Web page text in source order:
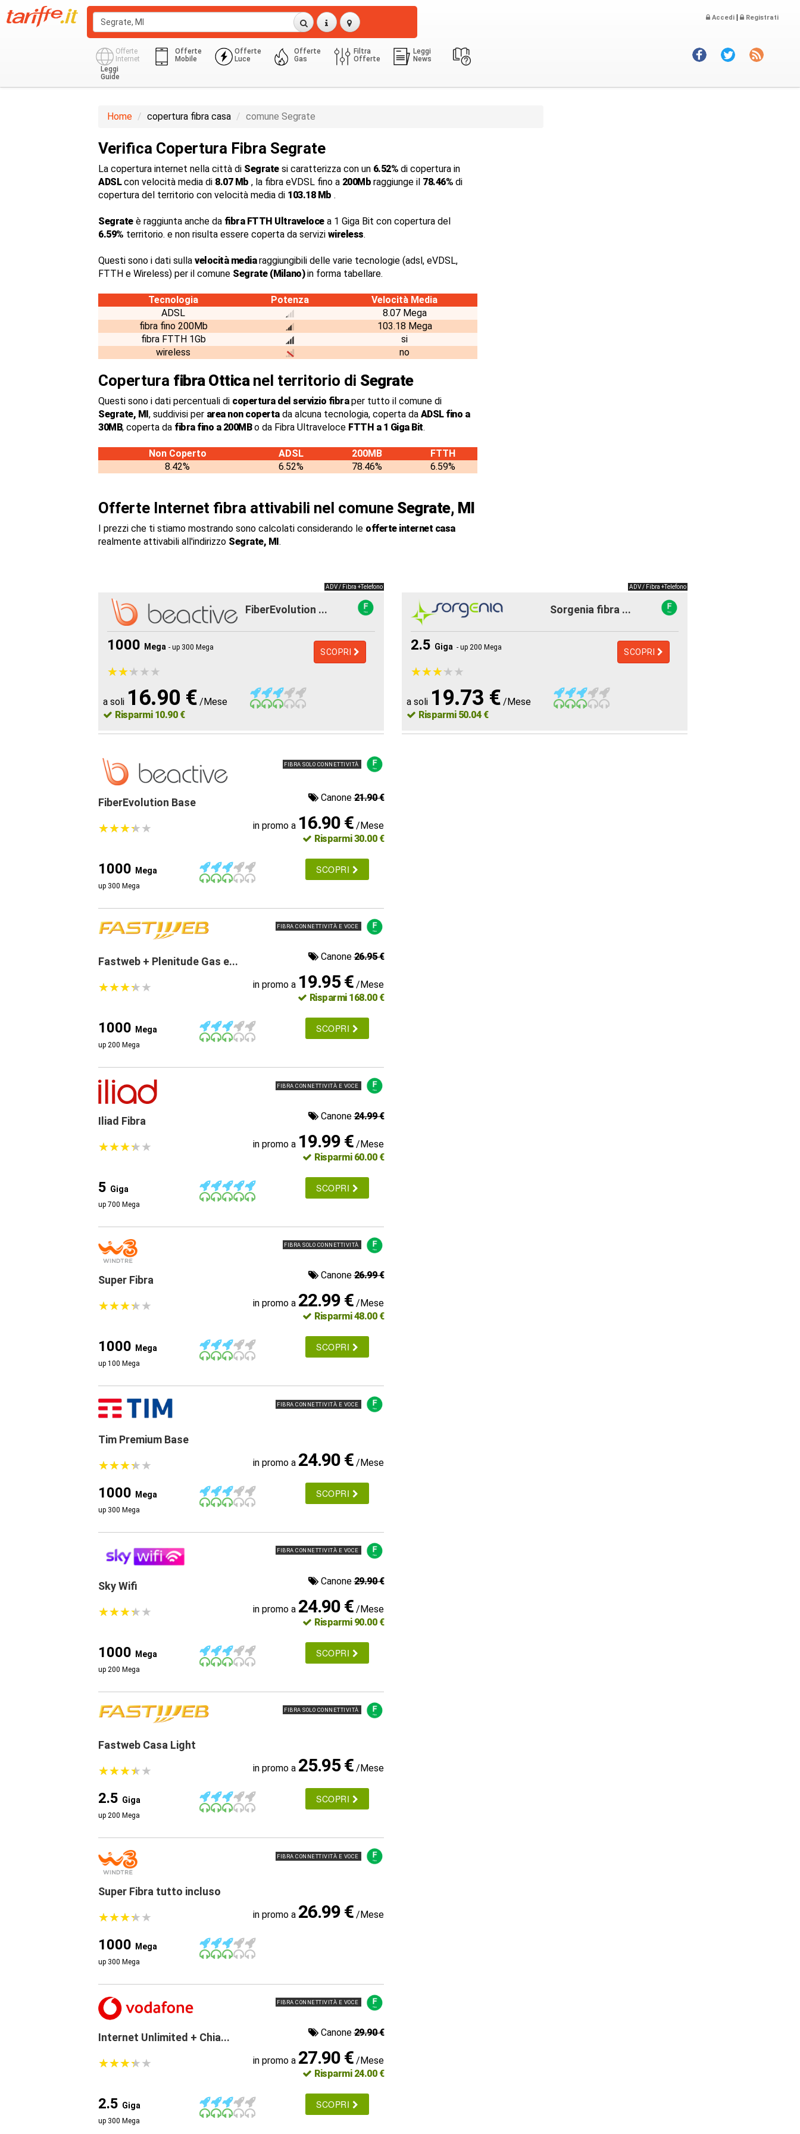
Accedi | Registrati
Offerte
Internet
Offerte
Mobile
Offerte
Luce
Offerte
Gas
Filtra
Offerte
Leggi
News
Leggi
Guide
Home copertura fibra casa comune Segrate
Verifica Copertura Fibra Segrate
La copertura internet nella città di Segratesi caratterizza con un 6.52% di copertura in
ADSLcon velocità media di 8.07 Mb , la fibra eVDSL fino a 200Mb raggiunge il 78.46% di
copertura del territorio con velocità media di 103.18 Mb .
Segrateè raggiunta anche da fibra FTTH Ultravelocea 1 Giga Bit con copertura del
6.59% territorio. e non risulta essere coperta da servizi wireless.
Questi sono i dati sulla velocità mediaraggiungibili delle varie tecnologie (adsl, eVDSL,
FTTH e Wireless) per il comune Segrate (Milano)in forma tabellare.
Tecnologia Potenza
Velocità Media
ADSL
8.07 Mega
fibra fino 200Mb
103.18 Mega
fibra FTTH 1Gb
si
wireless
no
Copertura fibra Otticanel territorio di Segrate
Questi sono i dati percentuali di copertura del servizio fibraper tutto il comune di
Segrate, MI, suddivisi per area non copertada alcuna tecnologia, coperta da ADSL fino a
30MB, coperta da fibra fino a 200MBo da Fibra Ultraveloce FTTH a 1 Giga Bit.
Non Coperto ADSL 200MB
FTTH
8.42%
6.52% 78.46% 6.59%
Offerte Internet fibra attivabili nel comune Segrate, MI
I prezzi che ti stiamo mostrando sono calcolati considerando le offerte internet casa
realmente attivabili all'indirizzo Segrate, MI.
ADV / Fibra +Telefono
FiberEvolution ...
1000 Mega - up 300 Mega SCOPRI
★★★★★
★★★★★
a soli 16.90 € /Mese
Risparmi 10.90 €
ADV / Fibra +Telefono
Sorgenia fibra ...
2.5 Giga - up 200 Mega SCOPRI
★★★★★
★★★★★
a soli 19.73 € /Mese
Risparmi 50.04 €
FIBRA SOLO CONNETTIVITÀ
FiberEvolution Base Canone21.90 €
★★★★★
★★★★★ in promo a 16.90 € /Mese
Risparmi 30.00 €
1000 Mega
up 300 Mega
SCOPRI
FIBRA CONNETTIVITÀ E VOCE
Fastweb + Plenitude Gas e... Canone26.95 €
★★★★★
★★★★★ in promo a 19.95 € /Mese
Risparmi 168.00 €
1000 Mega
up 200 Mega
SCOPRI
FIBRA CONNETTIVITÀ E VOCE
Iliad Fibra Canone24.99 €
★★★★★
★★★★★ in promo a 19.99 € /Mese
Risparmi 60.00 €
5 Giga
up 700 Mega
SCOPRI
FIBRA SOLO CONNETTIVITÀ
Super Fibra Canone26.99 €
★★★★★
★★★★★ in promo a 22.99 € /Mese
Risparmi 48.00 €
1000 Mega
up 100 Mega
SCOPRI
FIBRA CONNETTIVITÀ E VOCE
Tim Premium Base
★★★★★
★★★★★ in promo a 24.90 € /Mese
1000 Mega
up 300 Mega
SCOPRI
FIBRA CONNETTIVITÀ E VOCE
Sky Wifi Canone29.90 €
★★★★★
★★★★★ in promo a 24.90 € /Mese
Risparmi 90.00 €
1000 Mega
up 200 Mega
SCOPRI
FIBRA SOLO CONNETTIVITÀ
Fastweb Casa Light
★★★★★
★★★★★ in promo a 25.95 € /Mese
2.5 Giga
up 200 Mega
SCOPRI
FIBRA CONNETTIVITÀ E VOCE
Super Fibra tutto incluso
★★★★★
★★★★★ in promo a 26.99 € /Mese
1000 Mega
up 300 Mega
FIBRA CONNETTIVITÀ E VOCE
Internet Unlimited + Chia... Canone29.90 €
★★★★★
★★★★★ in promo a 27.90 € /Mese
Risparmi 24.00 €
2.5 Giga
up 300 Mega
SCOPRI